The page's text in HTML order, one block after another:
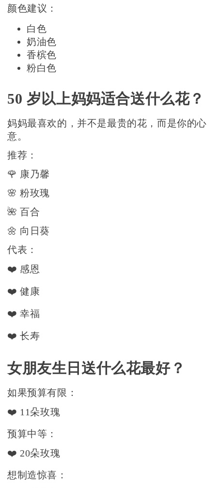
颜色建议：
白色
奶油色
香槟色
粉白色
50 岁以上妈妈适合送什么花？
妈妈最喜欢的，并不是最贵的花，而是你的心
意。
推荐：
🌹 康乃馨
🌸 粉玫瑰
🌺 百合
🌼 向日葵
代表：
❤️ 感恩
❤️ 健康
❤️ 幸福
❤️ 长寿
女朋友生日送什么花最好？
如果预算有限：
❤️ 11朵玫瑰
预算中等：
❤️ 20朵玫瑰
想制造惊喜：